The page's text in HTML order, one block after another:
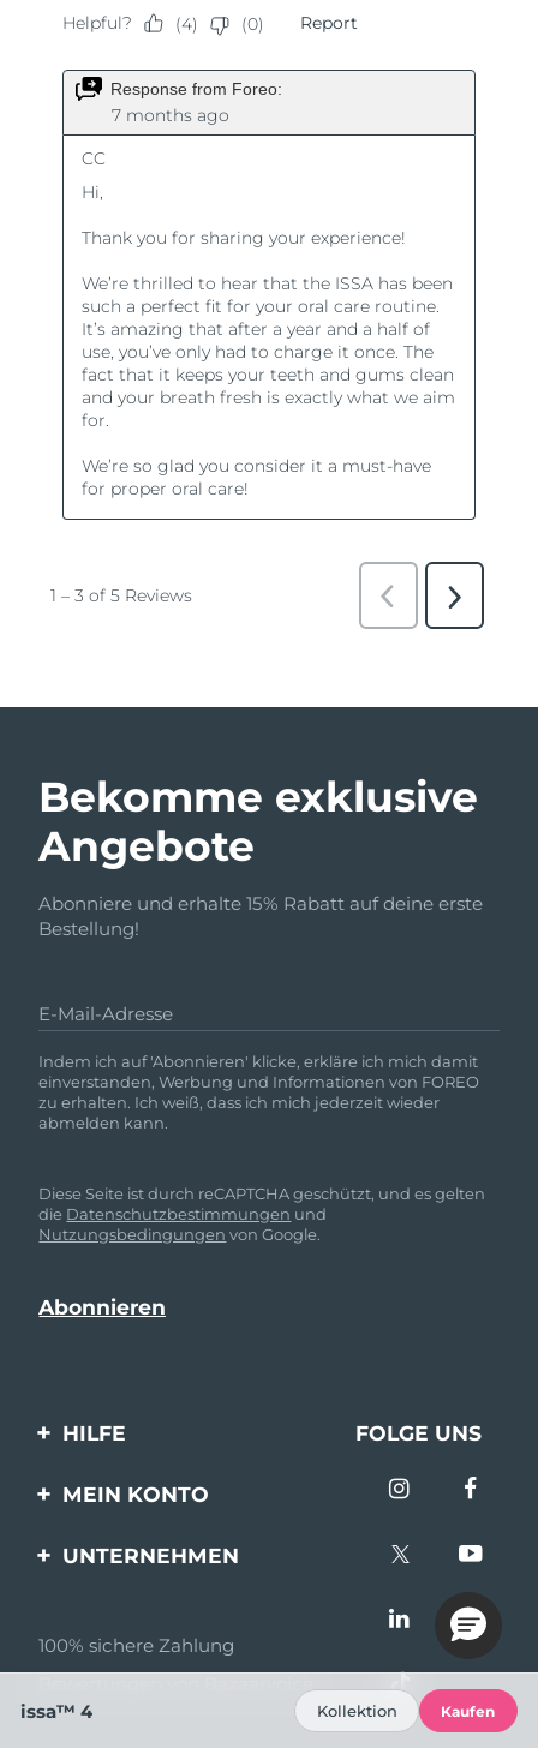
Bekomme exklusive
Angebote
Abonniere und erhalte 15% Rabatt auf deine erste
Bestellung!
E-Mail-Adresse
Indem ich auf 'Abonnieren' klicke, erkläre ich mich damit
einverstanden, Werbung und Informationen von FOREO
zu erhalten. Ich weiß, dass ich mich jederzeit wieder
abmelden kann.
Diese Seite ist durch reCAPTCHA geschützt, und es gelten
die Datenschutzbestimmungen und
Nutzungsbedingungen von Google.
HILFE
Kontaktiere uns
FOLGE UNS
MEIN KONTO
UNTERNEHMEN
Partnerprogramm
100% sichere Zahlung
issa™ 4
Kollektion Kaufen